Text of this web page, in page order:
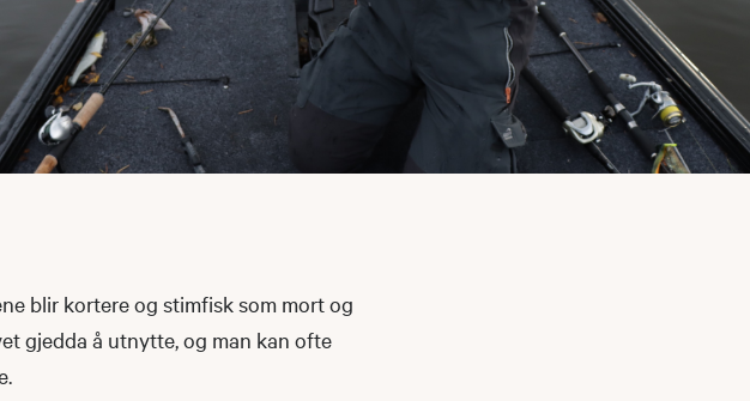
blir kortere og stimfisk som mort og
gjedda å utnytte, og man kan ofte